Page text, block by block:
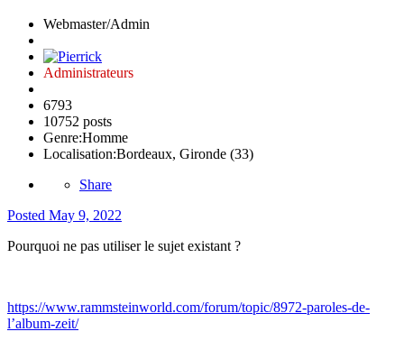
Webmaster/Admin
Administrateurs
6793
10752 posts
Genre:Homme
Localisation:Bordeaux, Gironde (33)
Share
Posted May 9, 2022
Pourquoi ne pas utiliser le sujet existant ?
https://www.rammsteinworld.com/forum/topic/8972-paroles-de-
l’album-zeit/